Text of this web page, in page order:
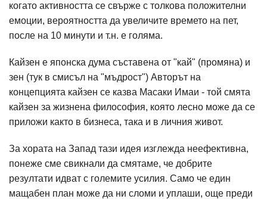
когато активността се свърже с толкова положителни
емоции, вероятността да увеличите времето на пет,
после на 10 минути и т.н. е голяма.
Кайзен е японска дума съставена от "кай" (промяна) и
зен (тук в смисъл на "мъдрост") Авторът на
концепцията кайзен се казва Масаки Имаи - той смята
кайзен за жизнена философия, която лесно може да се
приложи както в бизнеса, така и в личния живот.
За хората на Запад тази идея изглежда неефективна,
понеже сме свикнали да смятаме, че добрите
резултати идват с големите усилия. Само че един
мащабен план може да ни сломи и уплаши, още преди